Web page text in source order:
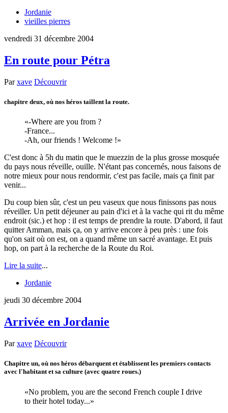
Jordanie
vieilles pierres
vendredi 31 décembre 2004
En route pour Pétra
Parxave Découvrir
chapitre deux, où nos héros taillent la route.
-Where are you from ?
-France...
-Ah, our friends ! Welcome !
C'est donc à 5h du matin que le muezzin de la plus grosse mosquée
du pays nous réveille, ouille. N'étant pas concernés, nous faisons de
notre mieux pour nous rendormir, c'est pas facile, mais ça finit par
venir...
Du coup bien sûr, c'est un peu vaseux que nous finissons pas nous
réveiller. Un petit déjeuner au pain d'ici et à la vache qui rit du même
endroit (sic.) et hop : il est temps de prendre la route. D'abord, il faut
quitter Amman, mais ça, on y arrive encore à peu près : une fois
qu'on sait où on est, on a quand même un sacré avantage. Et puis
hop, on part à la recherche de la Route du Roi.
Lire la suite...
Jordanie
jeudi 30 décembre 2004
Arrivée en Jordanie
Parxave Découvrir
Chapitre un, où nos héros débarquent et établissent les premiers contacts
avec l'habitant et sa culture (avec quatre roues.)
No problem, you are the second French couple I drive
to their hotel today...